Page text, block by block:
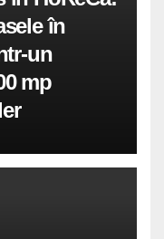
în
un
mp